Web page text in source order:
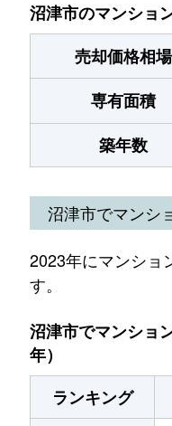
沼津市のマンショ
売却価格相場
専有面積
築年数
沼津市でマンシ
2023年にマンショ
す。
沼津市でマンショ
年）
ランキング